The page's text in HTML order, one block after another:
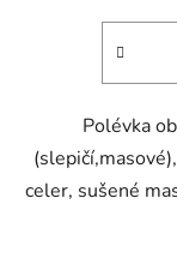
Polévka
celer, sušené